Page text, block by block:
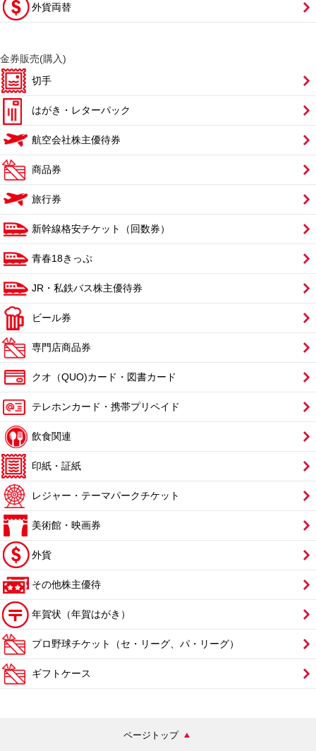
外貨両替
金券販売(購入)
切手
はがき・レターパック
航空会社株主優待券
商品券
旅行券
新幹線格安チケット（回数券）
青春18きっぷ
JR・私鉄バス株主優待券
ビール券
専門店商品券
クオ（QUO)カード・図書カード
テレホンカード・携帯プリペイド
飲食関連
印紙・証紙
レジャー・テーマパークチケット
美術館・映画券
外貨
その他株主優待
年賀状（年賀はがき）
プロ野球チケット（セ・リーグ、パ・リーグ）
ギフトケース
ページトップ